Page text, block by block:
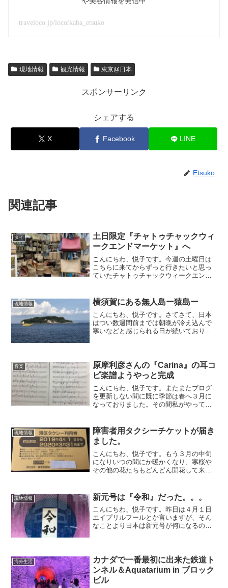
traveloco.jp/loco/kaba_etsuko
現地情報 観光情報 東京@日本
スポンサーリンク
シェアする
X Facebook LINE
Etsuko
関連記事
タイ
土日限定『チャトゥチャックウィ
ークエンドマーケット』へ
こんにちわ、悦子です。今週の土曜日は
こちらに来てからずっと行きたいと思っ
ていたチャトゥチャックウィークエンド
催のマーケットで１５００店舗のお店が
出店してるそう。。なんか...
現地情報 横須賀にある無人島ー猿島ー
こんにちわ、悦子です。さてさて、日本
はつい数週間前までは朝晩が冷え込んで
寒いなどと感じられる日が続いておりま
温は２３度くらいまで上が...
音楽
原摩利彦さんの『Carina』の耳コ
ピ楽譜ようやっと完成
こんにちわ、悦子です。またまたブログ
を更新しない間に既に季節は春へ３月に
なっておりました。その間私がやってた
まり、反響がなくやっぱりYoutubeに動画
を上げるのって難...
現地情報
障害者用タクシーチケットが届き
ました。
こんにちわ、悦子です。もう３月の中旬
になりいつの間にか暖かくなり、寒桜や
その他の花たちもどんどん開花して来て
な中郵便屋さんから先日一通の封筒が書
き書き留めで来ました。中...
現地情報 新元号は『令和』だった。。。
こんにちわ、悦子です。昨日は４月１日
エイプリルフールとか言いますが、そん
なことより日本は新元号が何になるのか
うか？私も年を取ったもん...
海外生活
カナダで一番最初に出来た鉄道ト
ンネル＆Aquatarium in ブロック
ビル